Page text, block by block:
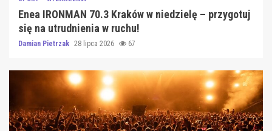
Enea IRONMAN 70.3 Kraków w niedzielę – przygotuj
się na utrudnienia w ruchu!
Damian Pietrzak 28 lipca 2026 67